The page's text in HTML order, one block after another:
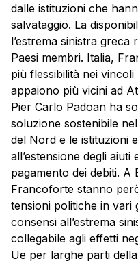
dalle istituzioni che
salvataggio. La
l’estrema sinistra
Paesi membri. Italia,
più flessibilità nei
appaiono più vicini ad
Pier Carlo Padoan ha
soluzione sostenibile
del Nord e le istituzioni
all’estensione degli
pagamento dei debiti. A
Francoforte stanno
tensioni politiche in vari
consensi all’estrema
collegabile agli effetti
Ue per larghe parti